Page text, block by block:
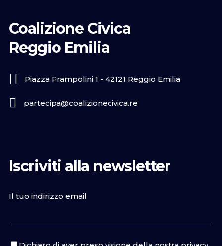
Coalizione Civica
Reggio Emilia
Piazza Prampolini 1 - 42121 Reggio Emilia
partecipa@coalizionecivica.re
Iscriviti alla newsletter
Il tuo indirizzo email